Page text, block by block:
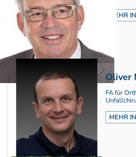
PNE - Pain Neuroscience
MEHR
Oliver
FA für
MEHR